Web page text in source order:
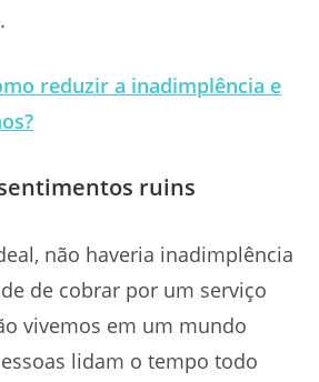
reduzir a inadimplência e
ruins
não haveria inadimplência
de cobrar por um serviço
vivemos em um mundo
lidam o tempo todo